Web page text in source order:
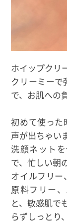
ホイップクリ
クリーミー
で、お肌への
初めて使った
声が出ちゃい
洗顔ネット
で、忙しい朝
オイルフリー
原料フリー
と、敏感肌で
らずしっとり